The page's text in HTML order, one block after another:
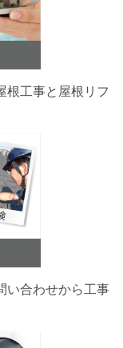
根工事と屋根リフ
い合わせから工事